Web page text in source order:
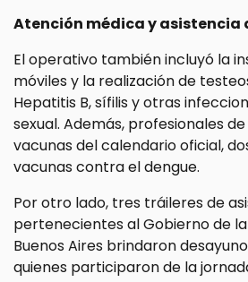
Atención médica y
El operativo también incluyó la
móviles y la realización de
Hepatitis B, sífilis y otras
sexual. Además, profesionales
vacunas del calendario oficial,
vacunas contra el dengue.
Por otro lado, tres tráileres de
pertenecientes al Gobierno de
Buenos Aires brindaron
quienes participaron de la